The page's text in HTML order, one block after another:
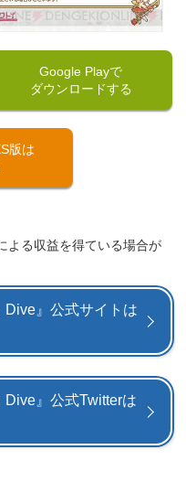
Google Playで
ダウンロードする
版は
よる収益を得ている場合が
Dive』公式サイトは
Dive』公式Twitterは